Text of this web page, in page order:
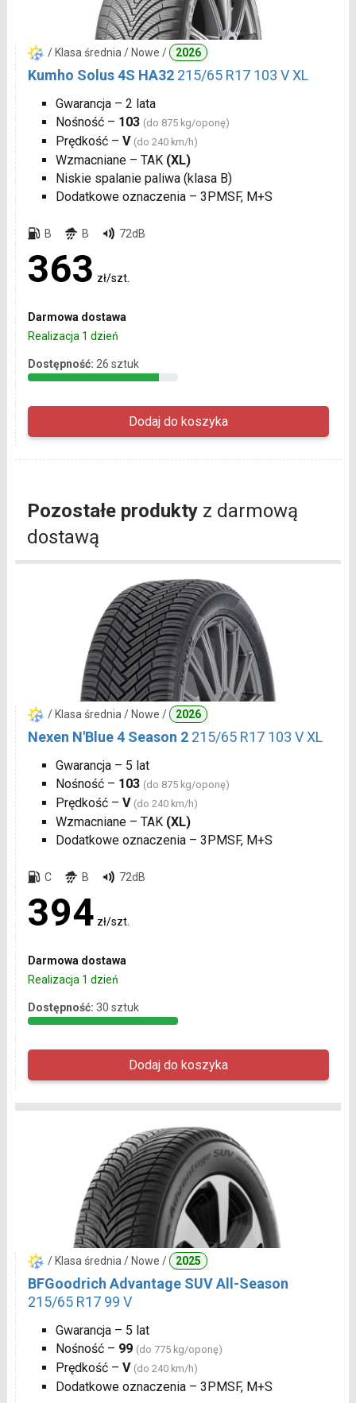
/ Klasa średnia / Nowe / 2026
Kumho Solus 4S HA32 215/65 R17 103 V XL
Gwarancja – 2 lata
Nośność – 103 (do 875 kg/oponę)
Prędkość – V (do 240 km/h)
Wzmacniane – TAK (XL)
Niskie spalanie paliwa (klasa B)
Dodatkowe oznaczenia – 3PMSF, M+S
B B 72dB
363 zł/szt.
Darmowa dostawa
Realizacja 1 dzień
Dostępność: 26 sztuk
Pozostałe produktyz darmową
dostawą
/ Klasa średnia / Nowe / 2026
Nexen N'Blue 4 Season 2 215/65 R17 103 V XL
Gwarancja – 5 lat
Nośność – 103 (do 875 kg/oponę)
Prędkość – V (do 240 km/h)
Wzmacniane – TAK (XL)
Dodatkowe oznaczenia – 3PMSF, M+S
C B 72dB
394 zł/szt.
Darmowa dostawa
Realizacja 1 dzień
Dostępność: 30 sztuk
/ Klasa średnia / Nowe / 2025
BFGoodrich Advantage SUV All-Season
215/65 R17 99 V
Gwarancja – 5 lat
Nośność – 99 (do 775 kg/oponę)
Prędkość – V (do 240 km/h)
Dodatkowe oznaczenia – 3PMSF, M+S